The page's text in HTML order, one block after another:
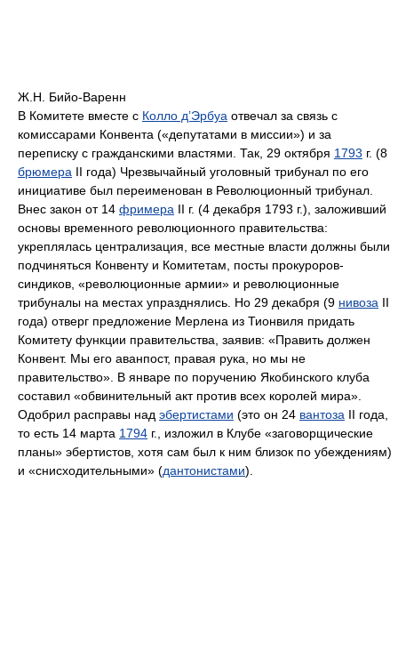
Ж.Н. Бийо-Варенн
В Комитете вместе с Колло д’Эрбуа отвечал за связь с
комиссарами Конвента («депутатами в миссии») и за
переписку с гражданскими властями. Так, 29 октября 1793 г. (8
брюмера II года) Чрезвычайный уголовный трибунал по его
инициативе был переименован в Революционный трибунал.
Внес закон от 14 фримера II г. (4 декабря 1793 г.), заложивший
основы временного революционного правительства:
укреплялась централизация, все местные власти должны были
подчиняться Конвенту и Комитетам, посты прокуроров-
синдиков, «революционные армии» и революционные
трибуналы на местах упразднялись. Но 29 декабря (9 нивоза II
года) отверг предложение Мерлена из Тионвиля придать
Комитету функции правительства, заявив: «Править должен
Конвент. Мы его аванпост, правая рука, но мы не
правительство». В январе по поручению Якобинского клуба
составил «обвинительный акт против всех королей мира».
Одобрил расправы над эбертистами (это он 24 вантоза II года,
то есть 14 марта 1794 г., изложил в Клубе «заговорщические
планы» эбертистов, хотя сам был к ним близок по убеждениям)
и «снисходительными» (дантонистами).